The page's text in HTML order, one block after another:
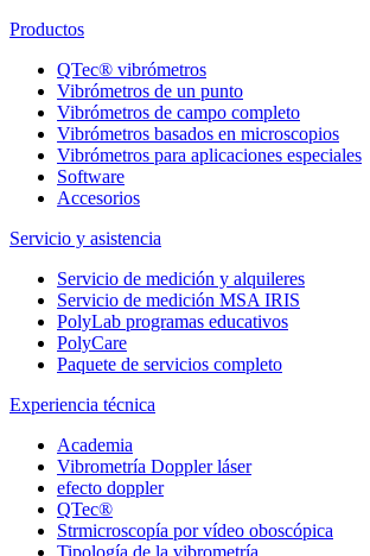
Productos
QTec® vibrómetros
Vibrómetros de un punto
Vibrómetros de campo completo
Vibrómetros basados en microscopios
Vibrómetros para aplicaciones especiales
Software
Accesorios
Servicio y asistencia
Servicio de medición y alquileres
Servicio de medición MSA IRIS
PolyLab programas educativos
PolyCare
Paquete de servicios completo
Experiencia técnica
Academia
Vibrometría Doppler láser
efecto doppler
QTec®
Strmicroscopía por vídeo oboscópica
Tipología de la vibrometría